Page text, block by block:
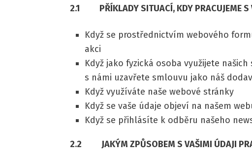
2.1 PŘÍKLADY SITUACÍ, KDY PRACUJEME S
Když se prostřednictvím webového
akci
Když jako fyzická osoba využijete
s námi uzavřete smlouvu jako náš
Když využíváte naše webové stránky
Když se vaše údaje objeví na našem
Když se přihlásíte k odběru našeho
2.2 JAKÝM ZPŮSOBEM S VAŠIMI ÚDAJI